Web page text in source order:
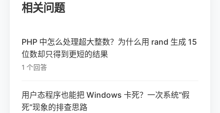
相关问题
PHP 中怎么处理超大整数？为什么用 rand 生成 15
位数却只得到更短的结果
1 个回答
用户态程序也能把 Windows 卡死？一次系统“假
死”现象的排查思路